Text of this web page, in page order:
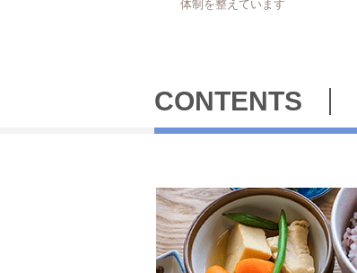
体制を整えています
CONTENTS